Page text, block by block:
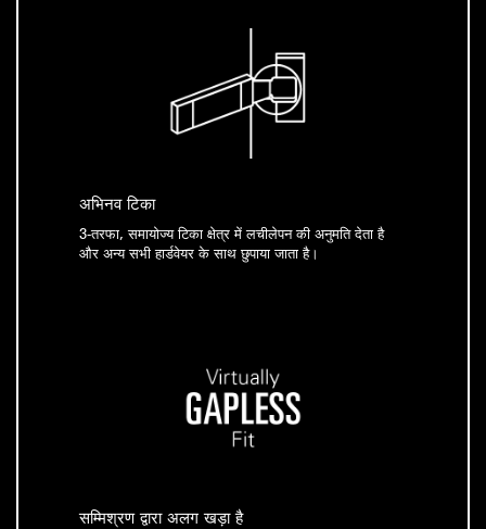
अभिनव टिका
3-तरफा, समायोज्य टिका क्षेत्र में लचीलेपन की अनुमति देता है
और अन्य सभी हार्डवेयर के साथ छुपाया जाता है।
सम्मिश्रण द्वारा अलग खड़ा है